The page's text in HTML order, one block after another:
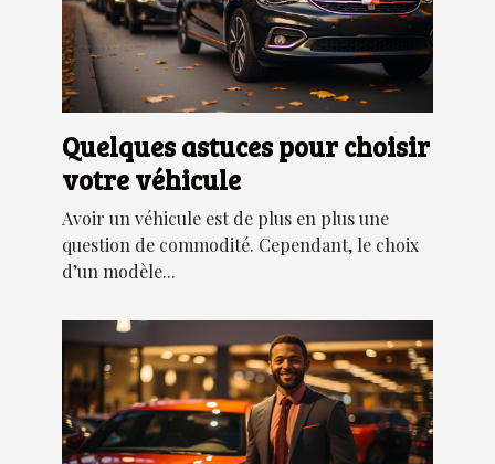
Quelques astuces pour choisir
votre véhicule
Avoir un véhicule est de plus en plus une
question de commodité. Cependant, le choix
d’un modèle...